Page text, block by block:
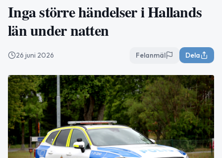
Inga större händelser i Hallands
län under natten
26 juni 2026 Felanmäl Dela